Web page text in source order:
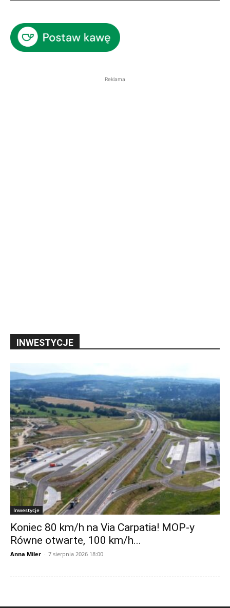
Reklama
INWESTYCJE
Inwestycje
Koniec 80 km/h na Via Carpatia! MOP-y
Równe otwarte, 100 km/h...
Anna Miler - 7 sierpnia 2026 18:00